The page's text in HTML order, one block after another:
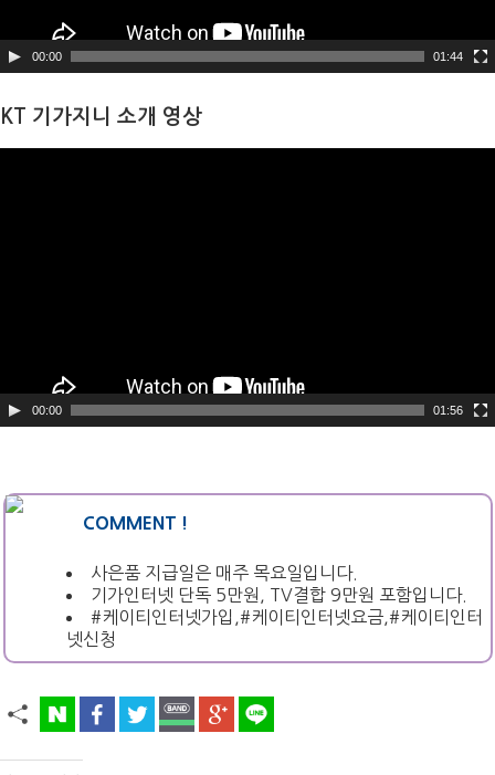
00:00 01:44
KT 기가지니 소개 영상
00:00 01:56
COMMENT !
사은품 지급일은 매주 목요일입니다.
기가인터넷 단독 5만원, TV결합 9만원 포함입니다.
#케이티인터넷가입,#케이티인터넷요금,#케이티인터
넷신청